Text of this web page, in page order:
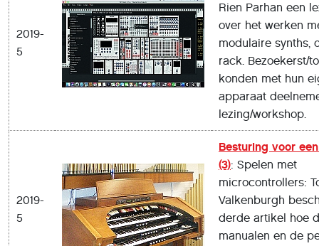
2019-
5
Rien Parhan een
over het werken
modulaire synths,
rack. Bezoekerst/
konden met hun
apparaat
lezing/workshop.
2019-
5
Besturing voor
(3): Spelen met
microcontrollers:
Valkenburgh
derde artikel hoe
manualen en de